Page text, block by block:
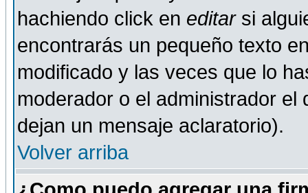
hachiendo click en editarsi
encontrarás un pequeño texto
modificado y las veces que lo
moderador o el administrador
dejan un mensaje aclaratorio).
Volver arriba